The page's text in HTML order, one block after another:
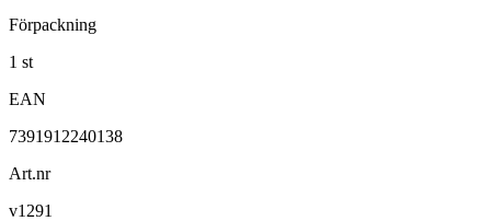
Förpackning
1 st
EAN
7391912240138
Art.nr
v1291